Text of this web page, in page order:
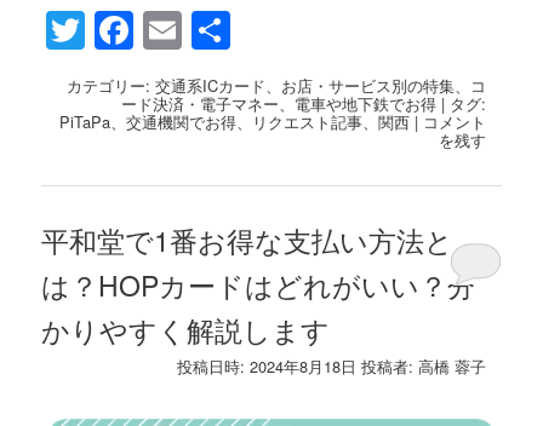
Twitter
Facebook
Email
有
カテゴリー: 交通系ICカード、 お店・サービス別の特集、 コ
ード決済・電子マネー、 電車や地下鉄でお得 | タグ:
PiTaPa、交通機関でお得、 リクエスト記事、関西 | コメント
を残す
平和堂で1番お得な支払い方法と
は？HOPカードはどれがいい？分
かりやすく解説します
投稿日時:2024年8月18日 投稿者:高橋 蓉子